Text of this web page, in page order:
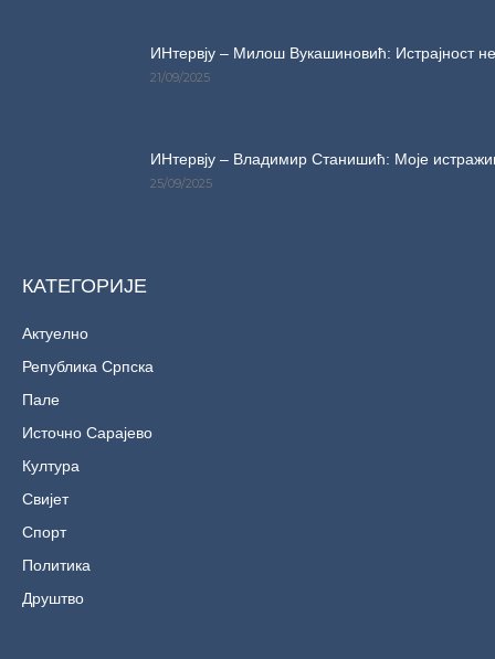
ИНтервју – Милош Вукашиновић: Истрајност
21/09/2025
ИНтервју – Владимир Станишић: Моје
25/09/2025
КАТЕГОРИЈЕ
Актуелно
Република Српска
Пале
Источно Сарајево
Култура
Свијет
Спорт
Политика
Друштво